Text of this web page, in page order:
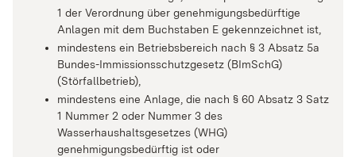
1 der Verordnung über genehmigungsbedürftige
Anlagen mit dem Buchstaben E gekennzeichnet ist,
mindestens ein Betriebsbereich nach § 3 Absatz 5a
Bundes-Immissionsschutzgesetz (BImSchG)
(Störfallbetrieb),
mindestens eine Anlage, die nach § 60 Absatz 3 Satz
1 Nummer 2 oder Nummer 3 des
Wasserhaushaltsgesetzes (WHG)
genehmigungsbedürftig ist oder